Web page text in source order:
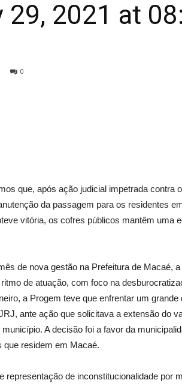
29, 2021 at
0
que, após ação judicial impetrada contra
da passagem para os residentes
vitória, os cofres públicos mantêm uma
de nova gestão na Prefeitura de Macaé,
de atuação, com foco na
a Progem teve que enfrentar um grande
ante ação que solicitava a extensão do
A decisão foi a favor da
que residem em Macaé.
representação de inconstitucionalidade por